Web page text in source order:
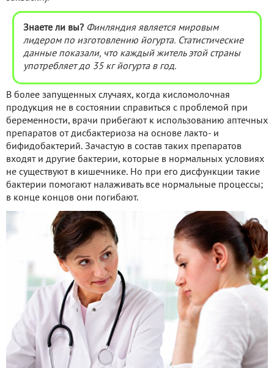
Знаете ли вы? Финляндия является мировым
лидером по изготовлению йогурта. Статистические
данные показали, что каждый житель этой страны
употребляет до 35 кг йогурта в год.
В более запущенных случаях, когда кисломолочная
продукция не в состоянии справиться с проблемой при
беременности, врачи прибегают к использованию аптечных
препаратов от дисбактериоза на основе лакто- и
бифидобактерий. Зачастую в состав таких препаратов
входят и другие бактерии, которые в нормальных условиях
не существуют в кишечнике. Но при его дисфункции такие
бактерии помогают налаживать все нормальные процессы;
в конце концов они погибают.